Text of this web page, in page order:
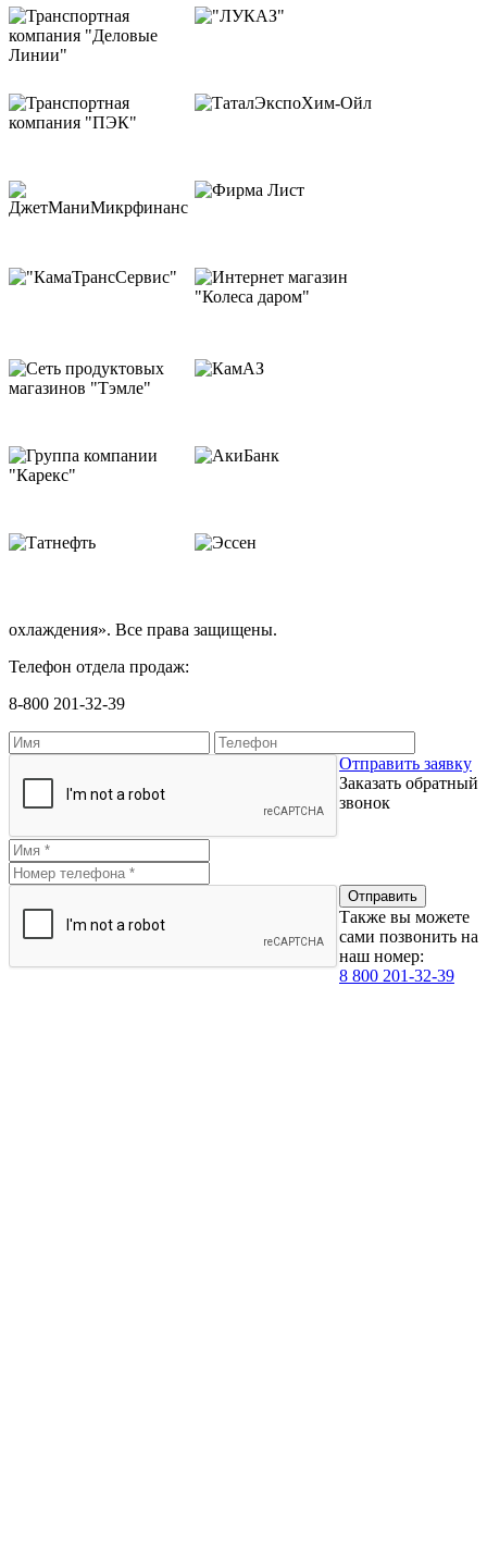
охлаждения». Все права защищены.
Телефон отдела продаж:
8-800 201-32-39
Отправить заявку
Заказать обратный
звонок
Также вы можете
сами позвонить на
наш номер:
8 800 201-32-39